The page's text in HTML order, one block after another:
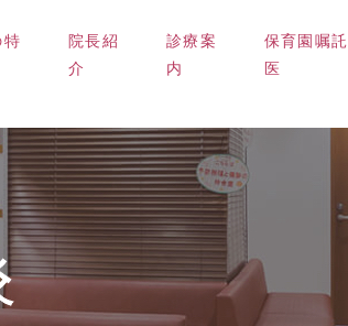
特
院長紹
介
診療案
内
保育園嘱託
医